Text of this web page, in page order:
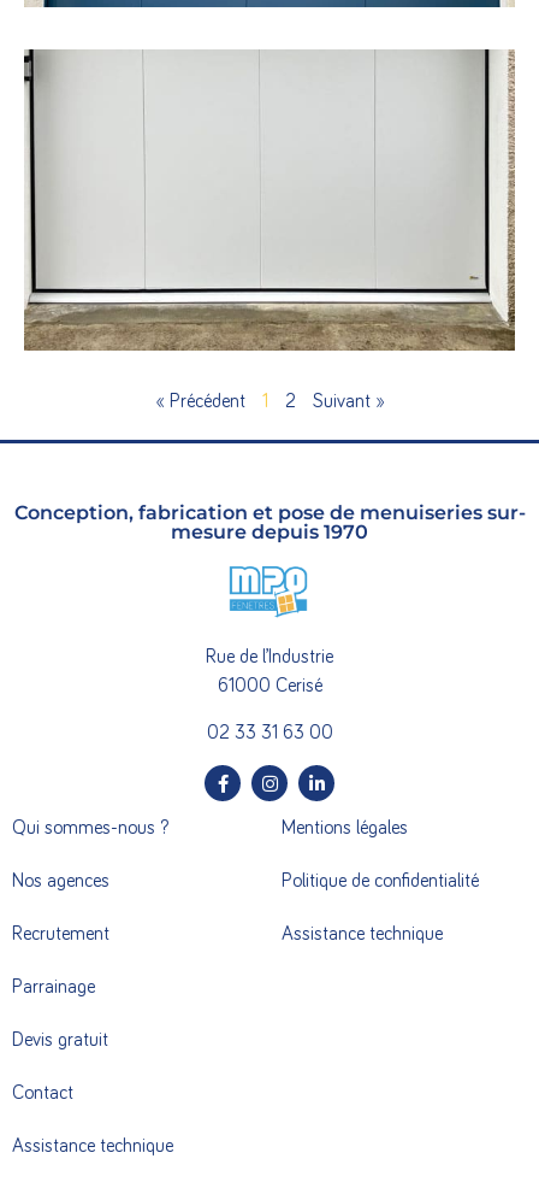
EN SAVOIR +
« Précédent 1 2 Suivant »
Conception, fabrication et pose de menuiseries sur-
mesure depuis 1970
Rue de l’Industrie
61000 Cerisé
02 33 31 63 00
Qui sommes-nous ?
Nos agences
Recrutement
Parrainage
Devis gratuit
Contact
Assistance technique
Mentions légales
Politique de confidentialité
Assistance technique